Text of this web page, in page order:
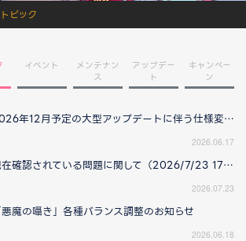
トピック
イベント
メンテナン
ス
アップデー
ト
キャンペー
ン
2026年12月予定の大型アップデートに伴う仕様変更のお知らせ
2026.06.17
現在確認されている問題に関して（2026/7/23 17:00更新）
2026.07.23
悪魔の囁き」各種バランス調整のお知らせ
2026.06.18